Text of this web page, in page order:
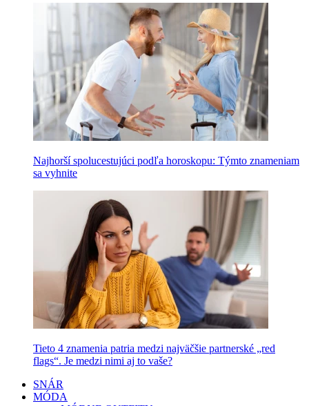
Najhorší spolucestujúci podľa horoskopu: Týmto znameniam
sa vyhnite
Tieto 4 znamenia patria medzi najväčšie partnerské „red
flags“. Je medzi nimi aj to vaše?
SNÁR
MÓDA